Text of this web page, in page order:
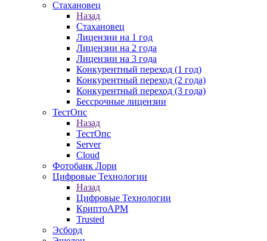
Стахановец
Назад
Стахановец
Лицензии на 1 год
Лицензии на 2 года
Лицензии на 3 года
Конкурентный переход (1 год)
Конкурентный переход (2 года)
Конкурентный переход (3 года)
Бессрочные лицензии
ТестОпс
Назад
ТестОпс
Server
Cloud
Фотобанк Лори
Цифровые Технологии
Назад
Цифровые Технологии
КриптоАРМ
Trusted
Эсборд